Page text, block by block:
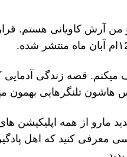
قصه زندگی
تلنگرهایی بهمون
جدید مارو از همه
معرفی کنید که اهل